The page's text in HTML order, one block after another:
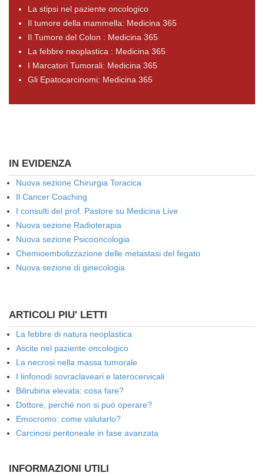
La stipsi nel paziente oncologico
Il tumore della mammella: Medicina 365
Il Tumore del Colon : Medicina 365
La febbre neoplastica : Medicina 365
I Marcatori Tumorali: Medicina 365
Gli Epatocarcinomi: Medicina 365
IN EVIDENZA
Nuova sezione Chirurgia Toracica
Il Cancer Coaching
I consulti del prof. Pastore su Medicina Live
Nuova sezione Radioterapia
Nuova sezione Psicooncologia
Chemioembolizzazione delle metastasi del fegato
Nuova sezione di ginecologia
ARTICOLI PIU' LETTI
La febbre di natura neoplastica
Ascite nel paziente oncologico
La necrosi nella massa tumorale
I linfonodi sovraclaveari e laterocervicali
Bilirubina elevata: cosa fare?
Dottore, perché non si può operare?
Emocromo: come valutarlo?
Carcinosi peritoneale in fase avanzata
INFORMAZIONI UTILI